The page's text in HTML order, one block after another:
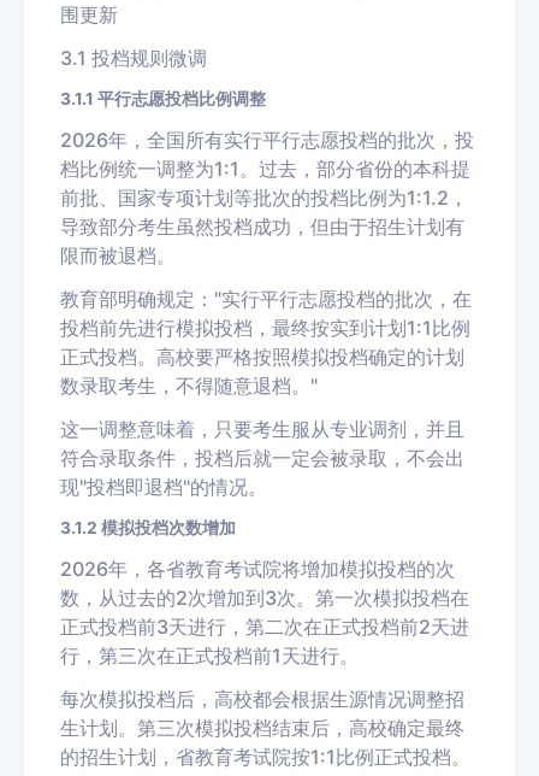
围更新
3.1 投档规则微调
3.1.1 平行志愿投档比例调整
2026年，全国所有实行平行志愿投档的批次，投
档比例统一调整为1:1。过去，部分省份的本科提
前批、国家专项计划等批次的投档比例为1:1.2，
导致部分考生虽然投档成功，但由于招生计划有
限而被退档。
教育部明确规定："实行平行志愿投档的批次，在
投档前先进行模拟投档，最终按实到计划1:1比例
正式投档。高校要严格按照模拟投档确定的计划
数录取考生，不得随意退档。"
这一调整意味着，只要考生服从专业调剂，并且
符合录取条件，投档后就一定会被录取，不会出
现"投档即退档"的情况。
3.1.2 模拟投档次数增加
2026年，各省教育考试院将增加模拟投档的次
数，从过去的2次增加到3次。第一次模拟投档在
正式投档前3天进行，第二次在正式投档前2天进
行，第三次在正式投档前1天进行。
每次模拟投档后，高校都会根据生源情况调整招
生计划。第三次模拟投档结束后，高校确定最终
的招生计划，省教育考试院按1:1比例正式投档。